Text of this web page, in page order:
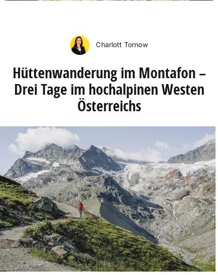
Charlott Tornow
Hüttenwanderung im Montafon –
Drei Tage im hochalpinen Westen
Österreichs